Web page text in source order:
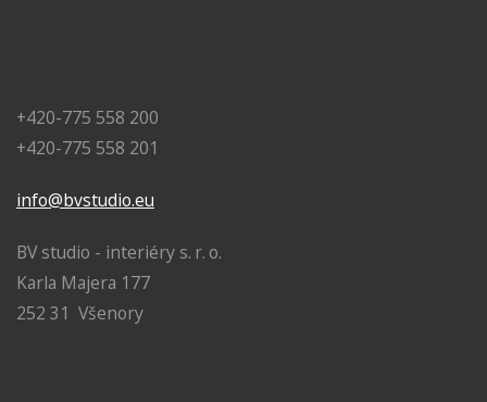
+420-775 558 200
+420-775 558 201
info@bvstudio.eu
BV studio - interiéry s. r. o.
Karla Majera 177
252 31 Všenory